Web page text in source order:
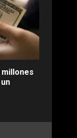
millones